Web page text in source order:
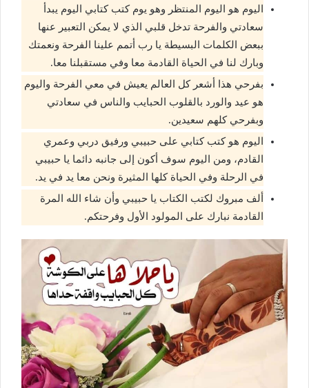
اليوم هو اليوم المنتظر وهو يوم كتب كتابي اليوم يبدأ
سعادتي والفرحة تدخل قلبي الذي لا يمكن التعبير عنها
ببعض الكلمات البسيطة يا رب أتمم علينا الفرحة ونعمتك
وبارك لنا في الحياة القادمة معا وفي مستقبلنا معا.
بفرحي هذا أشعر كل العالم يعيش في معي الفرحة واليوم
هو عيد والورد بالقلوب الحبايب والناس في سعادتي
وبفرحي كلهم سعيدين.
اليوم هو كتب كتابي على حبيبي ورفيق دربي وعمري
القادم، ومن اليوم سوف أكون إلى جانبه دائما يا حبيبي
في الرحلة وفي الحياة كلها المثيرة ونحن معا يد في يد.
ألف مبروك لكتب الكتاب يا حبيبي وأن شاء الله المرة
القادمة نبارك على المولود الأول وفرحتكم.